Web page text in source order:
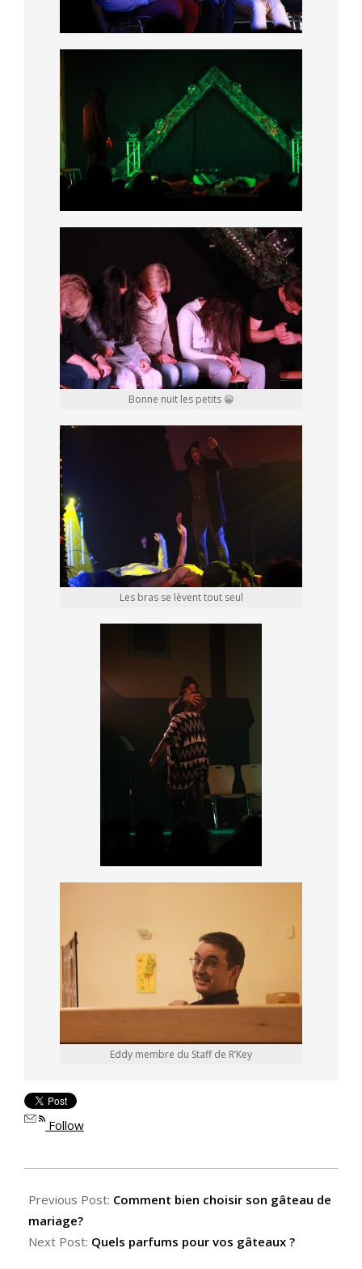
Bonne nuit les petits 😀
Les bras se lèvent tout seul
Eddy membre du Staff de R’Key
Follow
11-
12
Previous Post: Comment bien choisir son gâteau de
mariage?
Next Post: Quels parfums pour vos gâteaux ?